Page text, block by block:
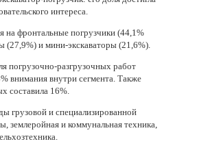
интереса.
на фронтальные погрузчики (44,1%
(27,9%) и мини-экскаваторы (21,6%).
погрузочно-разгрузочных работ
внимания внутри сегмента. Также
составила 16%.
грузовой и специализированной
землеройная и коммунальная техника,